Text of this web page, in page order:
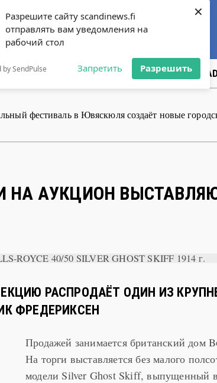
Разрешите сайту scandinews.fi
отправлять вам уведомления на
рабочий стол
by SendPulse Запретить Разрешить
×
СТАТЬИ ВИДЕО ABOUT US
фестиваль в Ювяскюля создаёт новые
НА АУКЦИОН
ROYCE 40/50 SILVER GHOST SKIFF 1914 г.
РАСПРОДАЁТ ОДИН ИЗ
ФРЕДЕРИКСЕН
Продажей занимается британский дом
На торги выставляется без малого
модели Silver Ghost Skiff, выпущенный в